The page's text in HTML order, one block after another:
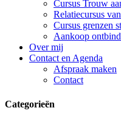
Cursus Trouw
Relatiecursus
Cursus grenzen
Aankoop
Over mij
Contact en Agenda
Afspraak maken
Contact
Categorieën